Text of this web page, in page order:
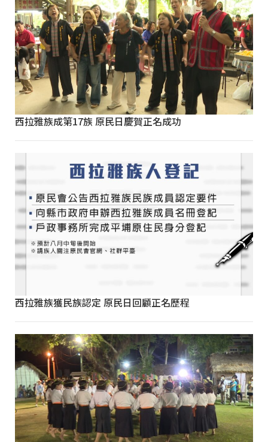
西拉雅族成第17族 原民日慶賀正名成功
西拉雅族獲民族認定 原民日回顧正名歷程